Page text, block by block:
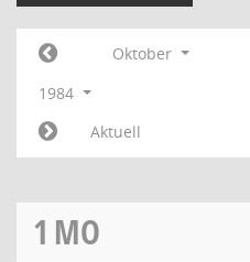
Oktober
1984
Aktuell
1 MO